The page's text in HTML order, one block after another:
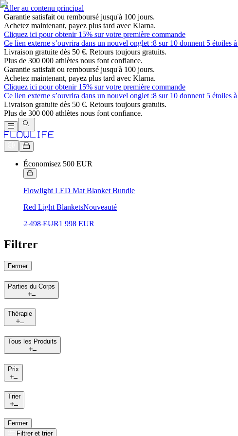
Aller au contenu principal
Garantie satisfait ou remboursé jusqu'à 100 jours.
Achetez maintenant, payez plus tard avec Klarna.
Cliquez ici pour obtenir 15% sur votre première commande
Ce lien externe s’ouvrira dans un nouvel onglet :8 sur 10 donnent 5 étoiles
Livraison gratuite dès 50 €. Retours toujours gratuits.
Plus de 300 000 athlètes nous font confiance.
Garantie satisfait ou remboursé jusqu'à 100 jours.
Achetez maintenant, payez plus tard avec Klarna.
Cliquez ici pour obtenir 15% sur votre première commande
Ce lien externe s’ouvrira dans un nouvel onglet :8 sur 10 donnent 5 étoiles
Livraison gratuite dès 50 €. Retours toujours gratuits.
Plus de 300 000 athlètes nous font confiance.
Économisez 500 EUR
Flowlight LED Mat Blanket Bundle
Red Light BlanketsNouveauté
2 498 EUR1 998 EUR
Filtrer
Fermer
Parties du Corps
Thérapie
Tous les Produits
Prix
Trier
Fermer
Filtrer et trier